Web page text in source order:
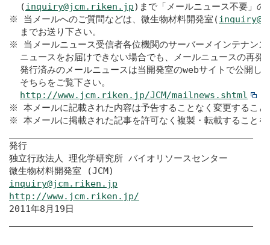
  (
inquiry@jcm.riken.jp)まで「メールニュース不要」の
※ 当メールへのご質問などは、微生物材料開発室(
  までお送り下さい。
※ 当メールニュース受信者各位機関のサーバーメインテナンス
ニュースをお届けできない場合でも、メールニュースの再発
発行済みのメールニュースは当開発室のwebサイトで公開し
  そちらをご覧下さい。
http://www.jcm.riken.jp/JCM/mailnews.shtml
※ 本メールに記載された内容は予告することなく変更すること
※ 本メールに掲載された記事を許可なく複製・転載することを
発行
独立行政法人 理化学研究所 バイオリソースセンター
inquiry@jcm.riken.jp
http://www.jcm.riken.jp/
2011年8月19日